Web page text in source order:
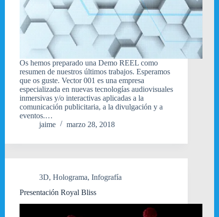
Os hemos preparado una Demo REEL como
resumen de nuestros últimos trabajos. Esperamos
que os guste. Vector 001 es una empresa
especializada en nuevas tecnologías audiovisuales
inmersivas y/o interactivas aplicadas a la
comunicación publicitaria, a la divulgación y a
eventos.…
jaime
marzo 28, 2018
3D, Holograma, Infografía
Presentación Royal Bliss